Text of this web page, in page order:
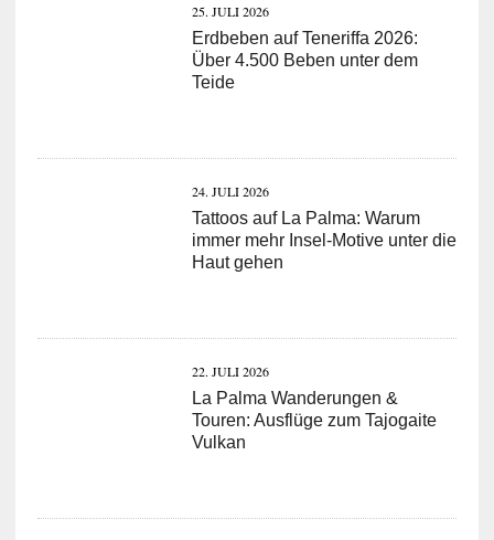
25. JULI 2026
Erdbeben auf Teneriffa 2026:
Über 4.500 Beben unter dem
Teide
24. JULI 2026
Tattoos auf La Palma: Warum
immer mehr Insel-Motive unter die
Haut gehen
22. JULI 2026
La Palma Wanderungen &
Touren: Ausflüge zum Tajogaite
Vulkan